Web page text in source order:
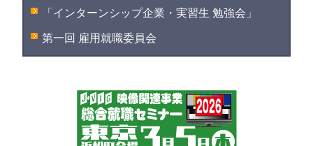
「インターンシップ企業・実習生 勉強会」
第一回 雇用就職委員会